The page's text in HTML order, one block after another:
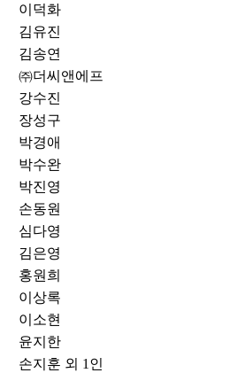
이덕화
김유진
김송연
㈜더씨앤에프
강수진
장성구
박경애
박수완
박진영
손동원
심다영
김은영
홍원희
이상록
이소현
윤지한
손지훈 외 1인